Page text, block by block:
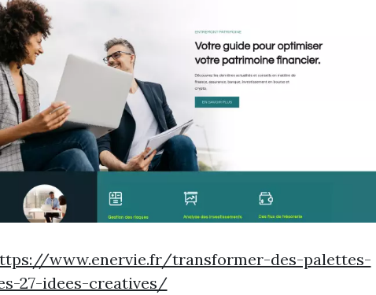
www.enervie.fr/transformer-des-palettes-
27-idees-creatives/